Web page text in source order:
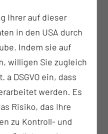
Facette der vielen
Alle relevanten
in der
und zur Korrektur
oder
Versorgung mittels
mikrovaskulärer
in unserer Klinik
insbesondere
Ihrer auf dieser
in den USA durch
Indem sie auf
willigen Sie zugleich
a DSGVO ein, dass
werden. Es
Risiko, das Ihre
zu Kontroll- und